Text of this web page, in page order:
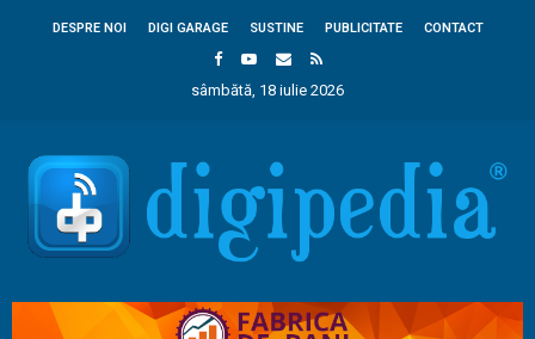
DESPRE NOI DIGI GARAGE SUSTINE PUBLICITATE CONTACT
sâmbătă, 18 iulie 2026